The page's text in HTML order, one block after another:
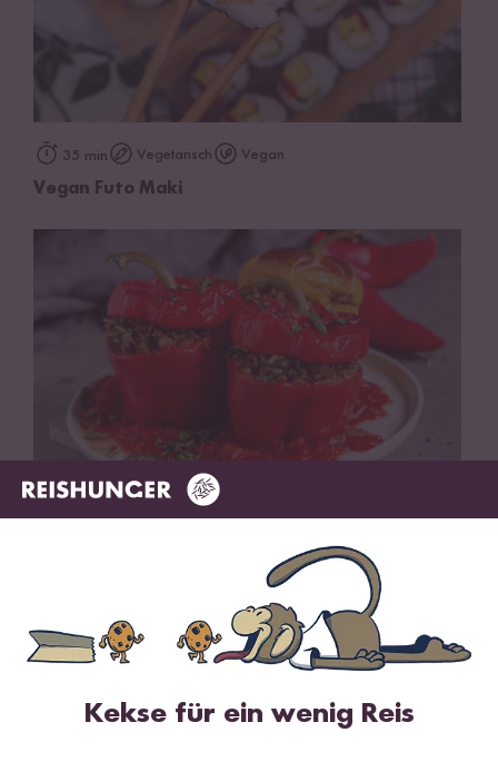
35 min Vegetarisch Vegan
Vegan Futo Maki
Kekse für ein wenig Reis